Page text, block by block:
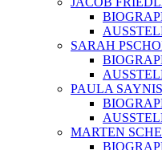
SARAH
PAULA
MARTEN